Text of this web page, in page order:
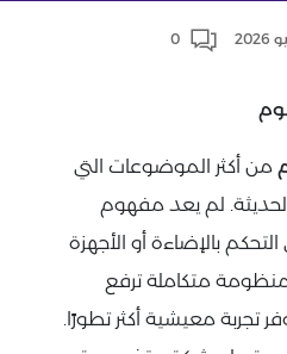
0
من أكثر الموضوعات التي
لم يعد مفهوم
بالإضاءة أو الأجهزة
منظومة متكاملة ترفع
تجربة معيشية أكثر تطورًا.